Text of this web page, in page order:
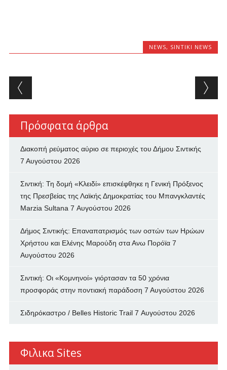
NEWS, SINTIKI NEWS
Post navigation
Πρόσφατα άρθρα
Διακοπή ρεύματος αύριο σε περιοχές του Δήμου Σιντικής
7 Αυγούστου 2026
Σιντική: Τη δομή «Κλειδί» επισκέφθηκε η Γενική Πρόξενος
της Πρεσβείας της Λαϊκής Δημοκρατίας του Μπανγκλαντές
Marzia Sultana 7 Αυγούστου 2026
Δήμος Σιντικής: Επαναπατρισμός των oστών των Ηρώων
Χρήστου και Ελένης Μαρούδη στα Ανω Πορόϊα 7
Αυγούστου 2026
Σιντική: Οι «Κομνηνοί» γιόρτασαν τα 50 χρόνια
προσφοράς στην ποντιακή παράδοση 7 Αυγούστου 2026
Σιδηρόκαστρο / Belles Historic Trail 7 Αυγούστου 2026
Φιλικα Sites